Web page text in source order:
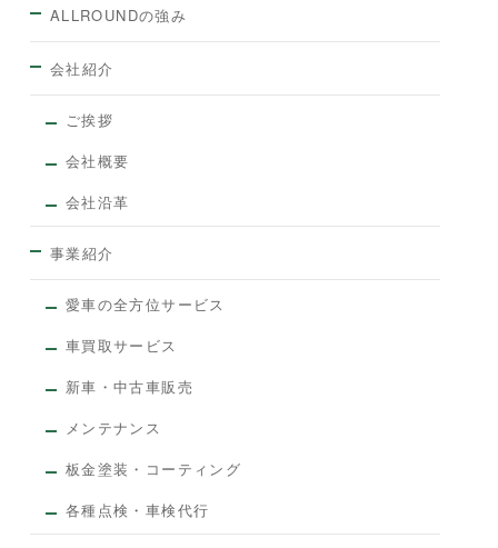
ALLROUNDの強み
会社紹介
ご挨拶
会社概要
会社沿革
事業紹介
愛車の全方位サービス
車買取サービス
新車・中古車販売
メンテナンス
板金塗装・コーティング
各種点検・車検代行